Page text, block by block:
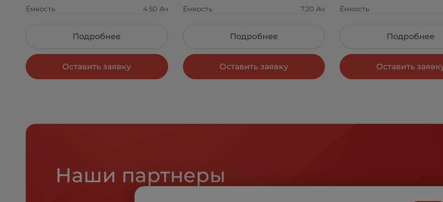
Ёмкость
4.50 Ач
Подробнее
Оставить заявку
Ёмкость
7.20 Ач
Подробнее
Оставить заявку
Ёмкость
Подробнее
Оставить
Наши партнеры